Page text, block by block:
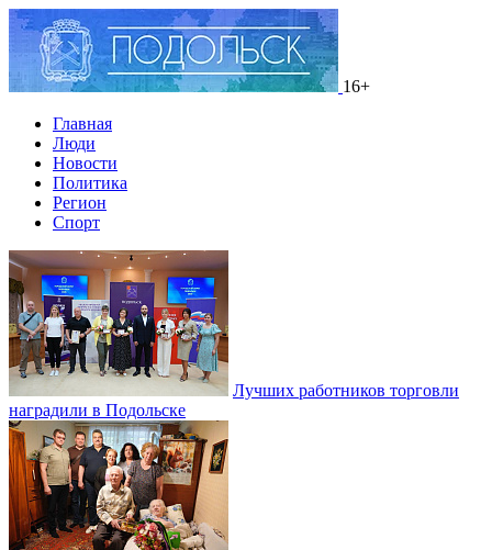
16+
Главная
Люди
Новости
Политика
Регион
Спорт
Лучших работников торговли
наградили в Подольске